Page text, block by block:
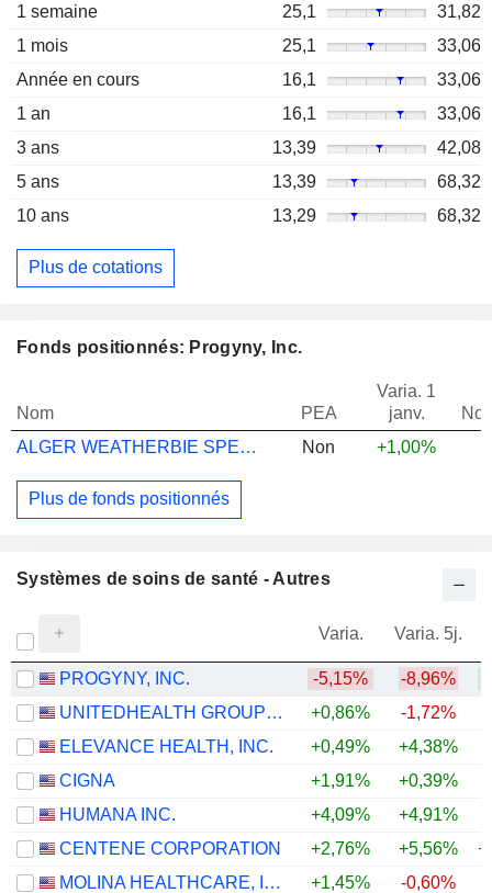
1 semaine 25,1
31,82
1 mois
25,1
33,06
Année en cours
16,1
33,06
1 an
16,1
33,06
3 ans
13,39
42,08
5 ans
13,39
68,32
10 ans
13,29 68,32
Plus de cotations
Fonds positionnés: Progyny, Inc.
Nom PEA
Varia. 1
janv.
ALGER WEATHERBIE SPECIALIZED GR Z US
Non +1,00%
Plus de fonds positionnés
Systèmes de soins de santé - Autres
Varia. Varia. 5j.
PROGYNY, INC. -5,15% -8,96%
UNITEDHEALTH GROUP INC.
+0,86% -1,72%
ELEVANCE HEALTH, INC.
+0,49% +4,38%
CIGNA
+1,91% +0,39%
HUMANA INC.
+4,09% +4,91%
CENTENE CORPORATION
+2,76% +5,56%
MOLINA HEALTHCARE, INC.
+1,45% -0,60%